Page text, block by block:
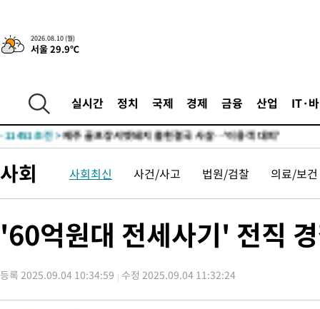
2026.08.10 (월)
서울 29.9℃
실시간 정치 국제 경제 금융 산업 IT·
수"
-17696초 전 >[속보]강훈식 "반도체 함께 성장 프로젝트 10년간 1조원 규모
진…상생무역금융 5조 공급"
-17248초 전 >[속보]강훈식 "연내 메가특구특별법 제정 추진…인허가·환경
-14860초 전 >
누그러진 극한 폭염…'낮 최고 34도' 무더위는 이어져[내일날
-11451초 전 >
-9269초 전 >[속보]원·달러 환율, 2.3원 오른 1418.4원 마감
-9099초 전 >
[속보]코스닥, 55.66포인트(6.97%) 오른 854.47 마감
-5806초 전 >대포통장 107개로 불법도박 수익 5062억 세탁…19명 검거
로 임시 배치해 산단 조기 착공"
-1433초 전 >포항스틸야드 관중석 천장 석재 낙하…K리그 전구장 긴급 점검
3시간 전 >[속보]코스닥 지수 5%대 급등에 '매수 사이드카' 발동
3시간 전 >[속보]원·달러 환율, 오전 9시 1410.3원
사회 사회최신 사건/사고 법원/검찰 의료/보건
'60억원대 전세사기' 전직
등록 2025.09.04 10:34:59 수정 2025.09.04 11:32:24